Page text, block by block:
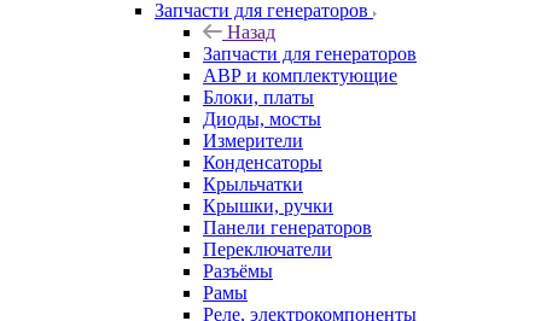
Запчасти для генераторов
Назад
Запчасти для генераторов
АВР и комплектующие
Блоки, платы
Диоды, мосты
Измерители
Конденсаторы
Крыльчатки
Крышки, ручки
Панели генераторов
Переключатели
Разъёмы
Рамы
Реле, электрокомпоненты